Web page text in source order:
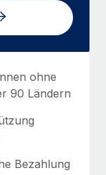
ohne
90 Ländern
Bezahlung